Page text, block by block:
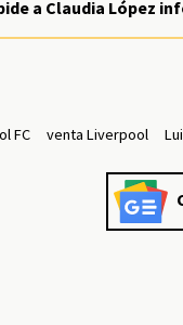
a Claudia López
FC venta Liverpool